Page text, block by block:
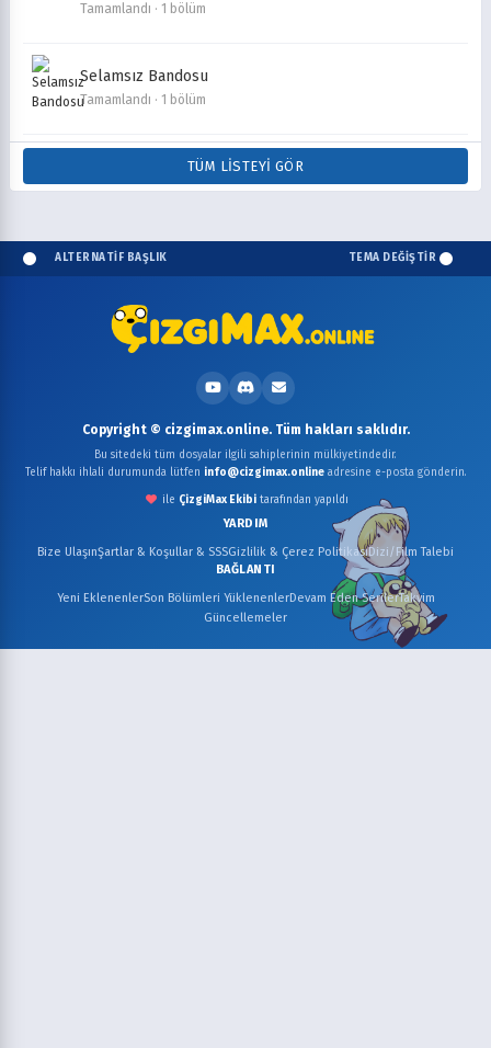
Tamamlandı · 1 bölüm
Selamsız Bandosu
Tamamlandı · 1 bölüm
TÜM LISTEYI GÖR
ALTERNATİF BAŞLIK TEMA DEĞİŞTİR
YARDIM
Bize UlaşınŞartlar & Koşullar & SSSGizlilik & Çerez PolitikasıDizi/Film Talebi
BAĞLANTI
Yeni EklenenlerSon Bölümleri YüklenenlerDevam Eden SerilerTakvim
Güncellemeler
Copyright © cizgimax.online. Tüm hakları saklıdır.
Bu sitedeki tüm dosyalar ilgili sahiplerinin mülkiyetindedir.
Telif hakkı ihlali durumunda lütfen info@cizgimax.onlineadresine e-posta gönderin.
ile ÇizgiMax Ekibitarafından yapıldı